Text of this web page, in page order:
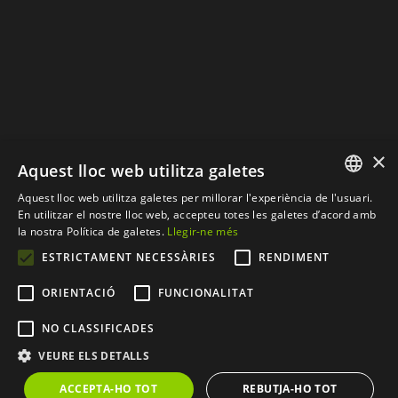
© Copyright 2012 - 2024 |
Web desenvolupada per
els drets resevats
SPANISH
×
Aquest lloc web utilitza galetes
Aquest lloc web utilitza galetes per millorar l'experiència de l'usuari.
En utilitzar el nostre lloc web, accepteu totes les galetes d’acord amb
la nostra Política de galetes. Llegir-ne més
ESTRICTAMENT NECESSÀRIES
RENDIMENT
ORIENTACIÓ FUNCIONALITAT
NO CLASSIFICADES
VEURE ELS DETALLS
ACCEPTA-HO TOT REBUTJA-HO TOT